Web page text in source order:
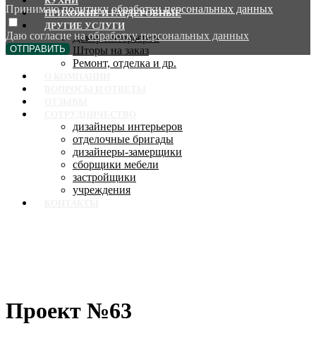
ПРИХОЖИЕ И ГАРДЕРОБНЫЕ
ДРУГИЕ УСЛУГИ
Декор интерьеров
Шторы на заказ
Ремонт, отделка и др.
дизайнеры интерьеров
отделочные бригады
дизайнеры-замерщики
сборщики мебели
застройщики
учреждения
Принимаюполитику обработки персональных данных
Даю согласие наобработку персональных данных
ОТПРАВИТЬ
Проект №63